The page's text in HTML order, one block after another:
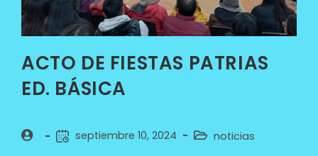
ACTO DE FIESTAS PATRIAS
ED. BÁSICA
septiembre 10, 2024 noticias